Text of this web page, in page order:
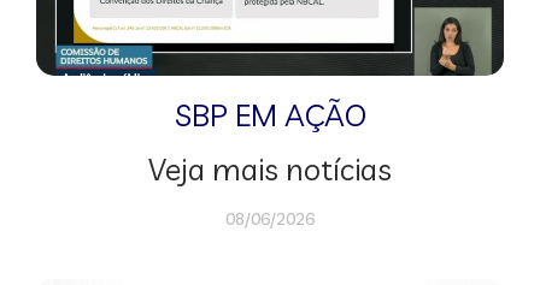
SBP EM AÇÃO
Veja mais notícias
08/06/2026